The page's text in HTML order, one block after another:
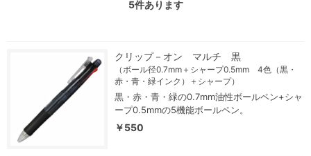
5件あります
クリップ－オン マルチ 黒
（ボール径0.7mm＋シャープ0.5mm 4色（黒・
赤・青・緑インク）＋シャープ）
黒・赤・青・緑の0.7mm油性ボールペン+シャ
ープ0.5mmの5機能ボールペン。
￥550